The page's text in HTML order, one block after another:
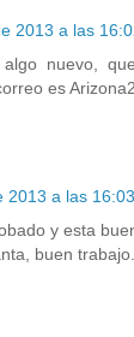
2013 a las
nuevo,
es
2013 a las 16:03
y esta
buen